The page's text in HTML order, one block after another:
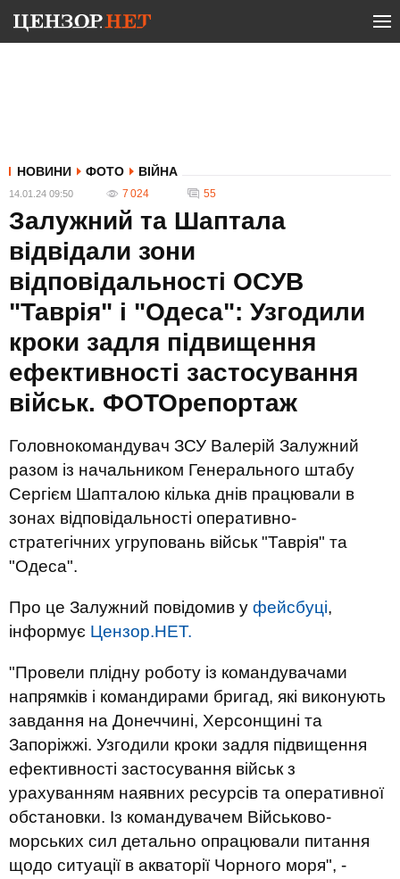
НОВИНИ ФОТО ВІЙНА
14.01.24 09:50 7 024 55
Залужний та Шаптала
відвідали зони
відповідальності ОСУВ
"Таврія" і "Одеса": Узгодили
кроки задля підвищення
ефективності застосування
військ. ФОТОрепортаж
Головнокомандувач ЗСУ Валерій Залужний
разом із начальником Генерального штабу
Сергієм Шапталою кілька днів працювали в
зонах відповідальності оперативно-
стратегічних угруповань військ "Таврія" та
"Одеса".
Про це Залужний повідомив у фейсбуці,
інформує Цензор.НЕТ.
"Провели плідну роботу із командувачами
напрямків і командирами бригад, які виконують
завдання на Донеччині, Херсонщині та
Запоріжжі. Узгодили кроки задля підвищення
ефективності застосування військ з
урахуванням наявних ресурсів та оперативної
обстановки. Із командувачем Військово-
морських сил детально опрацювали питання
щодо ситуації в акваторії Чорного моря", -